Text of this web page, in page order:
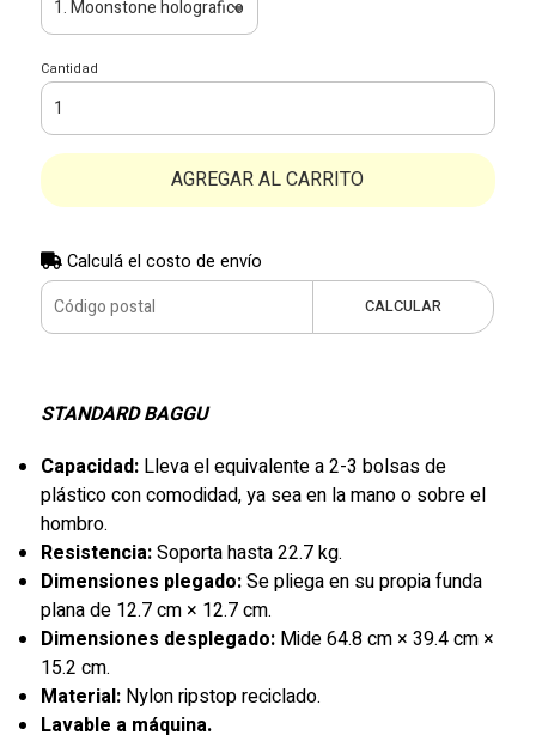
Cantidad
AGREGAR AL CARRITO
Calculá el costo de envío
CALCULAR
STANDARD BAGGU
Capacidad:Lleva el equivalente a 2-3 bolsas de
plástico con comodidad, ya sea en la mano o sobre el
hombro.
Resistencia:Soporta hasta 22.7 kg.
Dimensiones plegado:Se pliega en su propia funda
plana de 12.7 cm × 12.7 cm.
Dimensiones desplegado:Mide 64.8 cm × 39.4 cm ×
15.2 cm.
Material:Nylon ripstop reciclado.
Lavable a máquina.